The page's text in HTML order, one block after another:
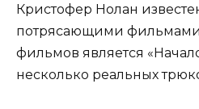
Кристофер Нолан
потрясающими
фильмов является
несколько реальных